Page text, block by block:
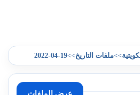
>>ملفات التاريخ>>
2022-04-19
عرض الملفات